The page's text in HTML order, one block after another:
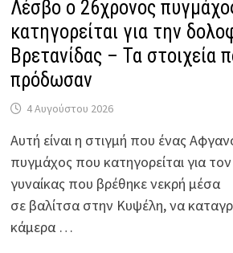
Λέσβο ο 26χρονος
κατηγορείται για την
Βρετανίδας – Τα στοιχεία
πρόδωσαν
4 Αυγούστου 2026
Αυτή είναι η στιγμή που ένας
πυγμάχος που κατηγορείται για
γυναίκας που βρέθηκε νεκρή μέσα
σε βαλίτσα στην Κυψέλη, να
κάμερα …